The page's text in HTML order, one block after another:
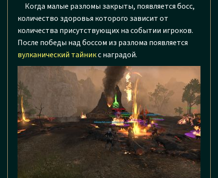
Когда малые разломы закрыты, появляется босс,
количество здоровья которого зависит от
количества присутствующих на событии игроков.
После победы над боссом из разлома появляется
вулканический тайникс наградой.